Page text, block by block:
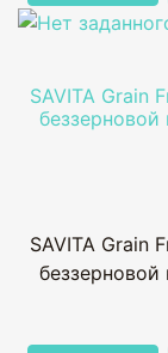
SAVITA Grain
SAVITA Grain